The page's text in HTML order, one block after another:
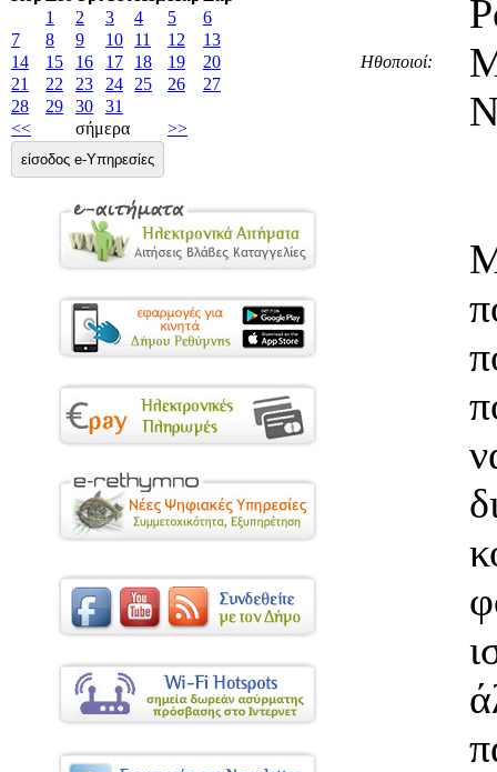
1
2 3 4 5
6
7
8 9 10 11 12
13
14
15 16 17 18 19
20
21
22 23 24 25 26
27
28
29 30
31
<<
σήμερα >>
είσοδος e-Υπηρεσίες
Ηθοποιοί: